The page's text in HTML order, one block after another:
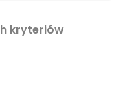
kryteriów